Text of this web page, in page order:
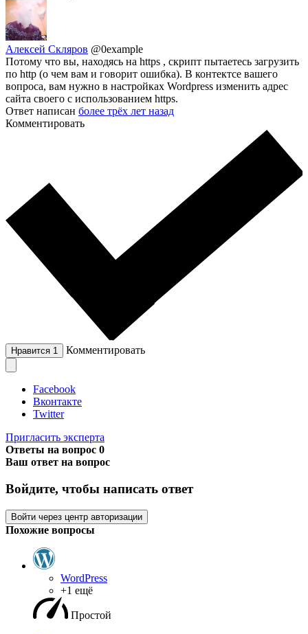
Алексей Скляров @0example
Потому что вы, находясь на https , скрипт пытаетесь загрузить
по http (о чем вам и говорит ошибка). В контектсе вашего
вопроса, вам нужно в настройках Wordpress изменить адрес
сайта своего с использованием https.
Ответ написан более трёх лет назад
Комментировать
Нравится 1 Комментировать
Facebook
Вконтакте
Twitter
Пригласить эксперта
Ответы на вопрос 0
Ваш ответ на вопрос
Войдите, чтобы написать ответ
Войти через центр авторизации
Похожие вопросы
WordPress
+1 ещё
Простой